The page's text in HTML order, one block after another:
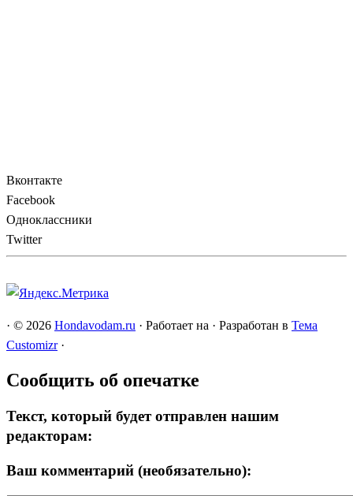
Вконтакте
Facebook
Одноклассники
Twitter
· © 2026 Hondavodam.ru · Работает на · Разработан в Тема
Customizr ·
Сообщить об опечатке
Текст, который будет отправлен нашим
редакторам:
Ваш комментарий (необязательно):